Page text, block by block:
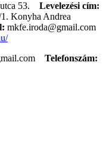
utca 53. Levelezési cím:
Konyha Andrea
mkfe.iroda@gmail.com
Telefonszám: